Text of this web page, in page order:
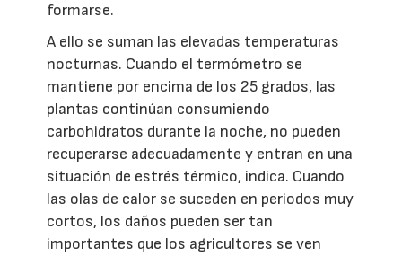
formarse.
A ello se suman las elevadas temperaturas
nocturnas. Cuando el termómetro se
mantiene por encima de los 25 grados, las
plantas continúan consumiendo
carbohidratos durante la noche, no pueden
recuperarse adecuadamente y entran en una
situación de estrés térmico, indica. Cuando
las olas de calor se suceden en periodos muy
cortos, los daños pueden ser tan
importantes que los agricultores se ven